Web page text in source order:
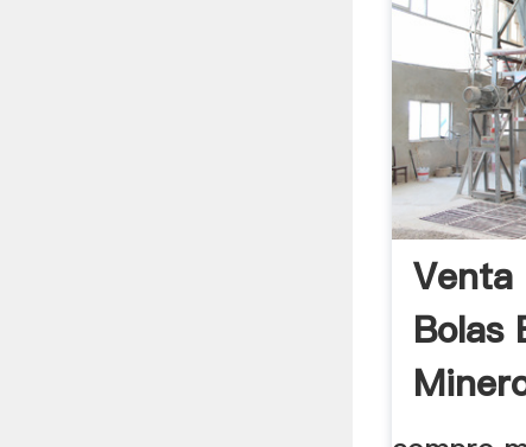
Venta
Bolas